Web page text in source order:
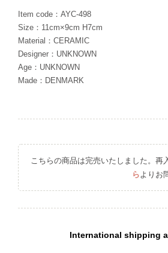
Item code：AYC-498
Size：11cm×9cm H7cm
Material：CERAMIC
Designer：UNKNOWN
Age：UNKNOWN
Made：DENMARK
こちらの商品は完売いたしました。再
ら よりお
International shipping